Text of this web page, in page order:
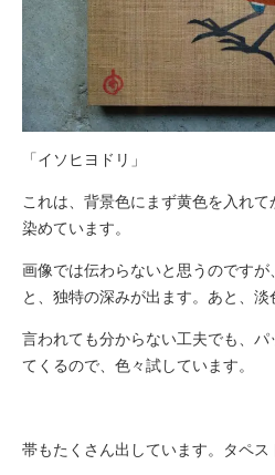
「イソヒヨドリ」
これは、背景色にまず黄色を入れ
染めています。
画像では伝わらないと思うのです
と、独特の深みが出ます。あと、淡
言われても分からない工夫でも、
てくるので、色々試しています。
帯もたくさん出しています。タペス